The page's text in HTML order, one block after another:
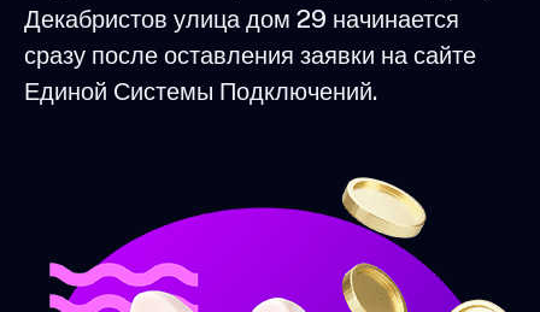
Декабристов улица дом 29 начинается
сразу после оставления заявки на сайте
Единой Системы Подключений.